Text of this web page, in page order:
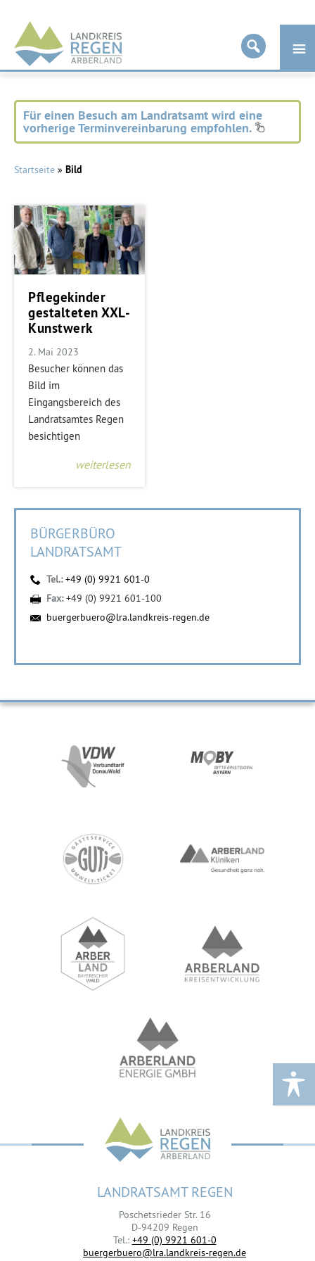
Landkreis
Regen
Für einen Besuch am Landratsamt wird eine
vorherige Terminvereinbarung empfohlen.
Startseite » Bild
Pflegekinder
gestalteten XXL-
Kunstwerk
2. Mai 2023
Besucher können das
Bild im
Eingangsbereich des
Landratsamtes Regen
besichtigen
weiterlesen
BÜRGERBÜRO
LANDRATSAMT
Tel.:+49 (0) 9921 601-0
Fax:+49 (0) 9921 601-100
buergerbuero@lra.landkreis-regen.de
LANDRATSAMT REGEN
Poschetsrieder Str. 16
D-94209 Regen
Tel.: +49 (0) 9921 601-0
buergerbuero@lra.landkreis-regen.de